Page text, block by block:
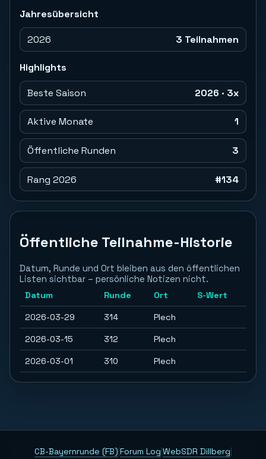
Jahresübersicht
2026 3 Teilnahmen
Highlights
Beste Saison 2026 · 3x
Aktive Monate 1
Öffentliche Runden 3
Rang 2026 #134
Öffentliche Teilnahme-Historie
Datum, Runde und Ort bleiben aus den öffentlichen
Listen sichtbar – persönliche Notizen nicht.
Datum
Runde Ort S-Wert
2026-03-29 314 Plech
2026-03-15 312 Plech
2026-03-01 310 Plech
CB-Bayernrunde (FB) Forum Log WebSDR Dillberg